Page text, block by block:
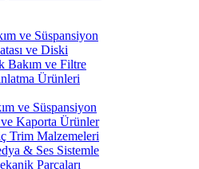
ve Süspansiyon
ve Diski
Bakım ve Filtre
Ürünleri
ve Süspansiyon
Kaporta Ürünler
Trim Malzemeleri
& Ses Sistemle
Parçaları